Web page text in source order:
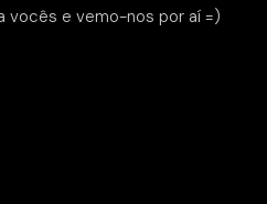
vocês e vemo-nos por aí =)